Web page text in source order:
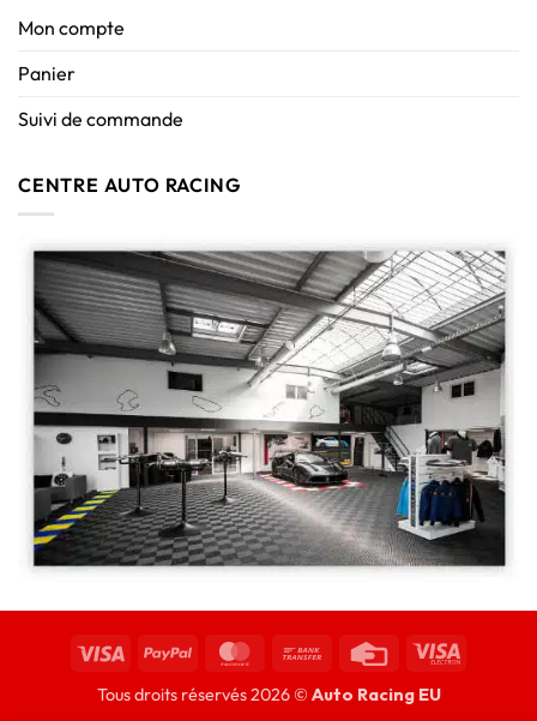
Mon compte
Panier
Suivi de commande
CENTRE AUTO RACING
Tous droits réservés 2026 © Auto Racing EU